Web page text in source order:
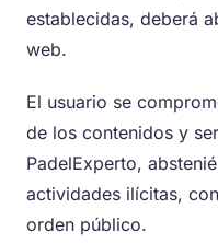
establecidas, deberá
web.
El usuario se
de los contenidos y
PadelExperto,
actividades ilícitas,
orden público.